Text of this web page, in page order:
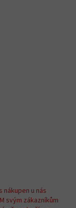
nákupen u nás
svým zákazníkům